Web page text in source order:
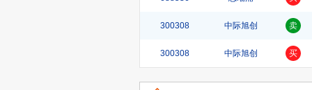
300308 中际旭创 卖
300308 中际旭创 买